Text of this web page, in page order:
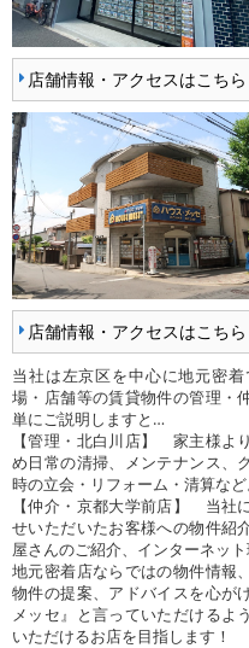
店舗情報・アクセスはこちら
店舗情報・アクセスはこちら
当社は左京区を中心に地元密
場・店舗等の賃貸物件の管理・
単にご説明しますと…
【管理・北白川店】 家主様よ
め日常の清掃、メンテナンス、
時の立会・リフォーム・清算など
【仲介・京都大学前店】 当社
せいただいたお客様への物件紹
屋さんのご紹介、インターネッ
地元密着店ならではの物件情報
物件の提案、アドバイスを心が
メッセ』と言っていただけるよ
いただけるお店を目指します！